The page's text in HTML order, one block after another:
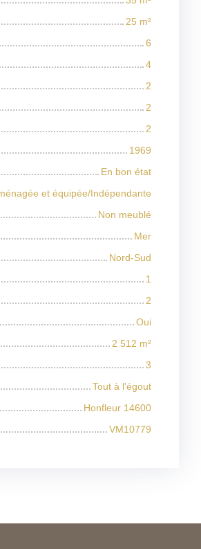
25 m²
6
4
2
2
2
1969
En bon état
et équipée/Indépendante
Non meublé
Mer
Nord-Sud
1
2
Oui
2 512 m²
3
Tout à l'égout
Honfleur 14600
VM10779